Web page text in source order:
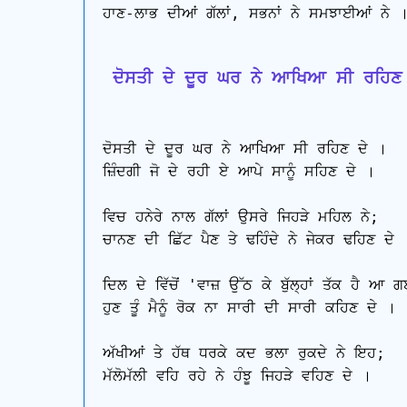
ਹਾਣ-ਲਾਭ ਦੀਆਂ ਗੱਲਾਂ, ਸਭਨਾਂ ਨੇ ਸਮਝਾਈਆਂ ਨੇ ।
ਦੋਸਤੀ ਦੇ ਦੂਰ ਘਰ ਨੇ ਆਖਿਆ ਸੀ
ਦੋਸਤੀ ਦੇ ਦੂਰ ਘਰ ਨੇ ਆਖਿਆ ਸੀ ਰਹਿਣ ਦੇ ।
ਜ਼ਿੰਦਗੀ ਜੋ ਦੇ ਰਹੀ ਏ ਆਪੇ ਸਾਨੂੰ ਸਹਿਣ ਦੇ ।
ਵਿਚ ਹਨੇਰੇ ਨਾਲ ਗੱਲਾਂ ਉਸਰੇ ਜਿਹੜੇ ਮਹਿਲ ਨੇ;
ਚਾਨਣ ਦੀ ਛਿੱਟ ਪੈਣ ਤੇ ਢਹਿੰਦੇ ਨੇ ਜੇਕਰ ਢਹਿਣ ਦੇ
ਦਿਲ ਦੇ ਵਿੱਚੋਂ 'ਵਾਜ਼ ਉੱਠ ਕੇ ਬੁੱਲ੍ਹਾਂ ਤੱਕ ਹੈ ਆ
ਹੁਣ ਤੂੰ ਮੈਨੂੰ ਰੋਕ ਨਾ ਸਾਰੀ ਦੀ ਸਾਰੀ ਕਹਿਣ ਦੇ ।
ਅੱਖੀਆਂ ਤੇ ਹੱਥ ਧਰਕੇ ਕਦ ਭਲਾ ਰੁਕਦੇ ਨੇ ਇਹ;
ਮੱਲੋਮੱਲੀ ਵਹਿ ਰਹੇ ਨੇ ਹੰਝੂ ਜਿਹੜੇ ਵਹਿਣ ਦੇ ।